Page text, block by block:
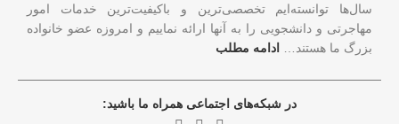
سال‌ها توانسته‌ایم تخصصی‌ترین و باکیفیت‌ترین خدمات امور
مهاجرتی و دانشجویی را به آنها ارائه نماییم و امروزه عضو خانواده
بزرگ ما هستند… ادامه مطلب
در شبکه‌های اجتماعی همراه ما باشید: